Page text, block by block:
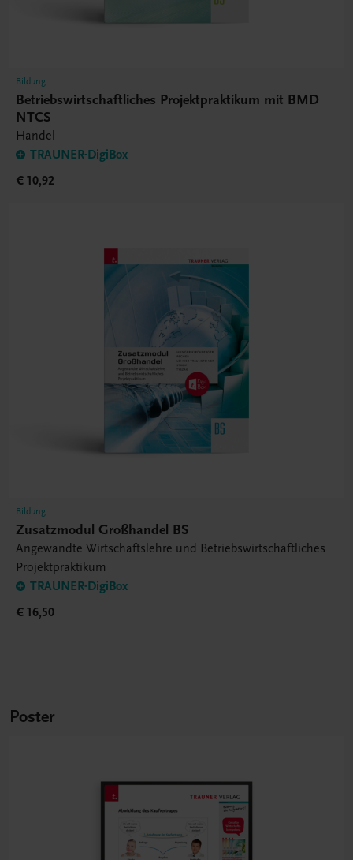
Bildung
Betriebswirtschaftliches Projektpraktikum mit BMD
NTCS
Handel
TRAUNER-DigiBox
€ 10,92
Bildung
Zusatzmodul Großhandel BS
Angewandte Wirtschaftslehre und Betriebswirtschaftliches
Projektpraktikum
TRAUNER-DigiBox
€ 16,50
Poster